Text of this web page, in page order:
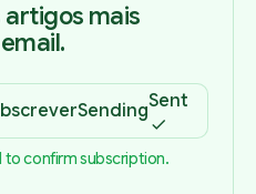
artigos mais
SendingSent
to confirm subscription.